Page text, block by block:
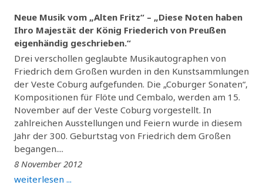
Neue Musik vom „Alten Fritz“ – „Diese Noten haben
Ihro Majestät der König Friederich von Preußen
eigenhändig geschrieben.“
Drei verschollen geglaubte Musikautographen von
Friedrich dem Großen wurden in den Kunstsammlungen
der Veste Coburg aufgefunden. Die „Coburger Sonaten“,
Kompositionen für Flöte und Cembalo, werden am 15.
November auf der Veste Coburg vorgestellt. In
zahlreichen Ausstellungen und Feiern wurde in diesem
Jahr der 300. Geburtstag von Friedrich dem Großen
begangen....
8 November 2012
weiterlesen ...